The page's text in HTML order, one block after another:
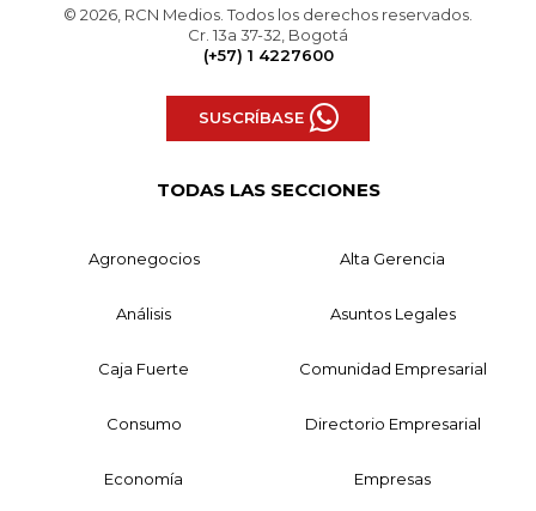
© 2026, RCN Medios. Todos los derechos reservados.
Cr. 13a 37-32, Bogotá
(+57) 1 4227600
SUSCRÍBASE
TODAS LAS SECCIONES
Agronegocios Alta Gerencia
Análisis Asuntos Legales
Caja Fuerte Comunidad Empresarial
Consumo Directorio Empresarial
Economía Empresas